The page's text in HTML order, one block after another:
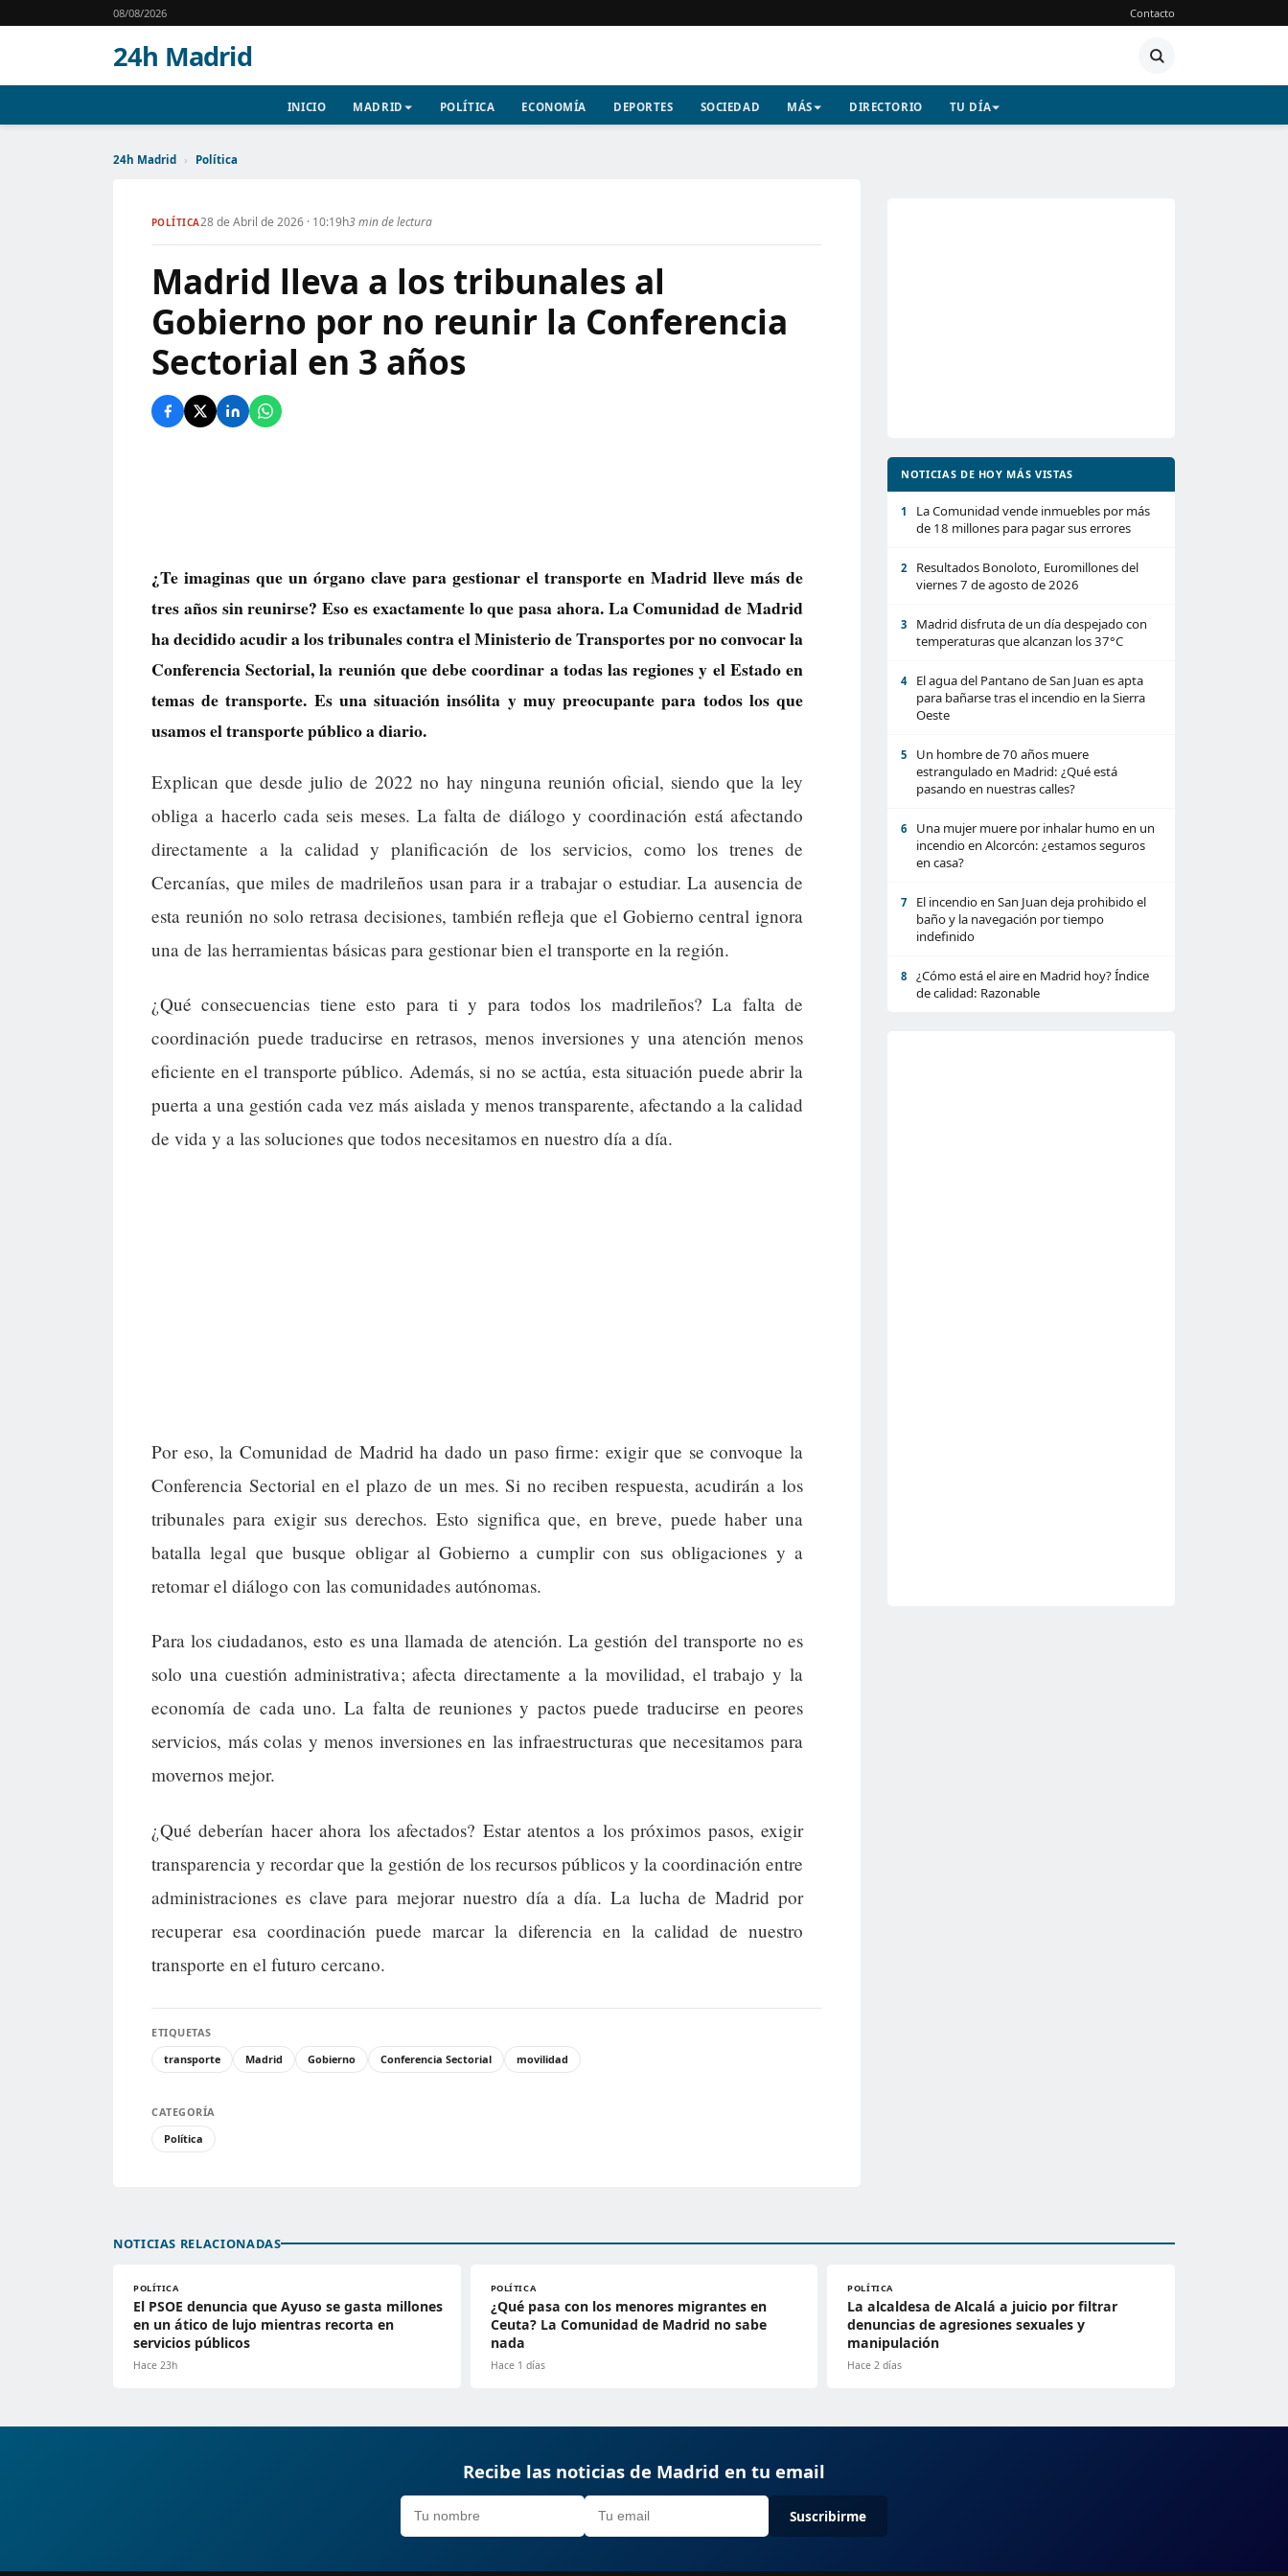
08/08/2026 Contacto
24h Madrid
INICIO MADRID POLÍTICA ECONOMÍA DEPORTES SOCIEDAD MÁS DIRECTORIO TU DÍA
24h Madrid › Política
POLÍTICA28 de Abril de 2026 · 10:19h3 min de lectura
Madrid lleva a los tribunales al
Gobierno por no reunir la Conferencia
Sectorial en 3 años
¿Te imaginas que un órgano clave para gestionar el transporte en Madrid lleve más de
tres años sin reunirse? Eso es exactamente lo que pasa ahora. La Comunidad de Madrid
ha decidido acudir a los tribunales contra el Ministerio de Transportes por no convocar la
Conferencia Sectorial, la reunión que debe coordinar a todas las regiones y el Estado en
temas de transporte. Es una situación insólita y muy preocupante para todos los que
usamos el transporte público a diario.
Explican que desde julio de 2022 no hay ninguna reunión oficial, siendo que la ley
obliga a hacerlo cada seis meses. La falta de diálogo y coordinación está afectando
directamente a la calidad y planificación de los servicios, como los trenes de
Cercanías, que miles de madrileños usan para ir a trabajar o estudiar. La ausencia de
esta reunión no solo retrasa decisiones, también refleja que el Gobierno central ignora
una de las herramientas básicas para gestionar bien el transporte en la región.
¿Qué consecuencias tiene esto para ti y para todos los madrileños? La falta de
coordinación puede traducirse en retrasos, menos inversiones y una atención menos
eficiente en el transporte público. Además, si no se actúa, esta situación puede abrir la
puerta a una gestión cada vez más aislada y menos transparente, afectando a la calidad
de vida y a las soluciones que todos necesitamos en nuestro día a día.
Por eso, la Comunidad de Madrid ha dado un paso firme: exigir que se convoque la
Conferencia Sectorial en el plazo de un mes. Si no reciben respuesta, acudirán a los
tribunales para exigir sus derechos. Esto significa que, en breve, puede haber una
batalla legal que busque obligar al Gobierno a cumplir con sus obligaciones y a
retomar el diálogo con las comunidades autónomas.
Para los ciudadanos, esto es una llamada de atención. La gestión del transporte no es
solo una cuestión administrativa; afecta directamente a la movilidad, el trabajo y la
economía de cada uno. La falta de reuniones y pactos puede traducirse en peores
servicios, más colas y menos inversiones en las infraestructuras que necesitamos para
movernos mejor.
¿Qué deberían hacer ahora los afectados? Estar atentos a los próximos pasos, exigir
transparencia y recordar que la gestión de los recursos públicos y la coordinación entre
administraciones es clave para mejorar nuestro día a día. La lucha de Madrid por
recuperar esa coordinación puede marcar la diferencia en la calidad de nuestro
transporte en el futuro cercano.
ETIQUETAS
transporte
Madrid Gobierno Conferencia Sectorial movilidad
CATEGORÍA
Política
NOTICIAS DE HOY MÁS VISTAS
1
La Comunidad vende inmuebles por más
de 18 millones para pagar sus errores
2
Resultados Bonoloto, Euromillones del
viernes 7 de agosto de 2026
3
Madrid disfruta de un día despejado con
temperaturas que alcanzan los 37°C
4
El agua del Pantano de San Juan es apta
para bañarse tras el incendio en la Sierra
Oeste
5
Un hombre de 70 años muere
estrangulado en Madrid: ¿Qué está
pasando en nuestras calles?
6
Una mujer muere por inhalar humo en un
incendio en Alcorcón: ¿estamos seguros
en casa?
7
El incendio en San Juan deja prohibido el
baño y la navegación por tiempo
indefinido
8
¿Cómo está el aire en Madrid hoy? Índice
de calidad: Razonable
NOTICIAS RELACIONADAS
POLÍTICA
El PSOE denuncia que Ayuso se gasta millones
en un ático de lujo mientras recorta en
servicios públicos
Hace 23h
POLÍTICA
¿Qué pasa con los menores migrantes en
Ceuta? La Comunidad de Madrid no sabe
nada
Hace 1 días
POLÍTICA
La alcaldesa de Alcalá a juicio por filtrar
denuncias de agresiones sexuales y
manipulación
Hace 2 días
Recibe las noticias de Madrid en tu email
Suscribirme